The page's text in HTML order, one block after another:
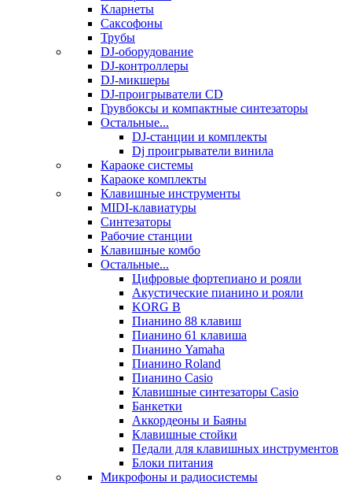
Кларнеты
Саксофоны
Трубы
DJ-оборудование
DJ-контроллеры
DJ-микшеры
DJ-проигрыватели CD
Грувбоксы и компактные синтезаторы
Остальные...
DJ-станции и комплекты
Dj проигрыватели винила
Караоке системы
Караоке комплекты
Клавишные инструменты
MIDI-клавиатуры
Синтезаторы
Рабочие станции
Клавишные комбо
Остальные...
Цифровые фортепиано и рояли
Акустические пианино и рояли
KORG B
Пианино 88 клавиш
Пианино 61 клавиша
Пианино Yamaha
Пианино Roland
Пианино Casio
Клавишные синтезаторы Casio
Банкетки
Аккордеоны и Баяны
Клавишные стойки
Педали для клавишных инструментов
Блоки питания
Микрофоны и радиосистемы